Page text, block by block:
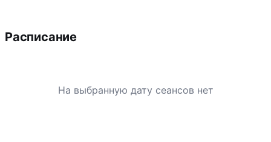
Расписание
На выбранную дату сеансов нет